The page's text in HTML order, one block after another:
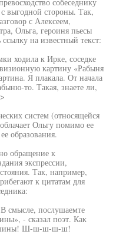
выгодной стороны. Так,
с Алексеем,
Ольга, героиня пьесы
на известный текст:
ходила к Ирке, соседке
картину «Рабыня
Я плакала. От начала
то. Такая, знаете ли,
систем (относящейся
Ольгу помимо ее
образования.
обращение к
экспрессии,
Так, например,
к цитатам для
послушаемте
- сказал поэт. Как
Ш-ш-ш-ш-ш!